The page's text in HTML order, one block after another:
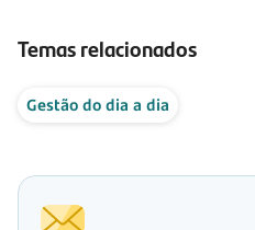
Temas relacionados
Gestão do dia a dia